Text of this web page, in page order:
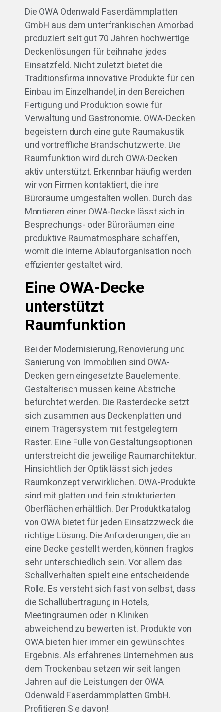
Die OWA Odenwald Faserdämmplatten
GmbH aus dem unterfränkischen Amorbad
produziert seit gut 70 Jahren hochwertige
Deckenlösungen für beihnahe jedes
Einsatzfeld. Nicht zuletzt bietet die
Traditionsfirma innovative Produkte für den
Einbau im Einzelhandel, in den Bereichen
Fertigung und Produktion sowie für
Verwaltung und Gastronomie. OWA-Decken
begeistern durch eine gute Raumakustik
und vortreffliche Brandschutzwerte. Die
Raumfunktion wird durch OWA-Decken
aktiv unterstützt. Erkennbar häufig werden
wir von Firmen kontaktiert, die ihre
Büroräume umgestalten wollen. Durch das
Montieren einer OWA-Decke lässt sich in
Besprechungs- oder Büroräumen eine
produktive Raumatmosphäre schaffen,
womit die interne Ablauforganisation noch
effizienter gestaltet wird.
Eine OWA-Decke
unterstützt
Raumfunktion
Bei der Modernisierung, Renovierung und
Sanierung von Immobilien sind OWA-
Decken gern eingesetzte Bauelemente.
Gestalterisch müssen keine Abstriche
befürchtet werden. Die Rasterdecke setzt
sich zusammen aus Deckenplatten und
einem Trägersystem mit festgelegtem
Raster. Eine Fülle von Gestaltungsoptionen
unterstreicht die jeweilige Raumarchitektur.
Hinsichtlich der Optik lässt sich jedes
Raumkonzept verwirklichen. OWA-Produkte
sind mit glatten und fein strukturierten
Oberflächen erhältlich. Der Produktkatalog
von OWA bietet für jeden Einsatzzweck die
richtige Lösung. Die Anforderungen, die an
eine Decke gestellt werden, können fraglos
sehr unterschiedlich sein. Vor allem das
Schallverhalten spielt eine entscheidende
Rolle. Es versteht sich fast von selbst, dass
die Schallübertragung in Hotels,
Meetingräumen oder in Kliniken
abweichend zu bewerten ist. Produkte von
OWA bieten hier immer ein gewünschtes
Ergebnis. Als erfahrenes Unternehmen aus
dem Trockenbau setzen wir seit langen
Jahren auf die Leistungen der OWA
Odenwald Faserdämmplatten GmbH.
Profitieren Sie davon!